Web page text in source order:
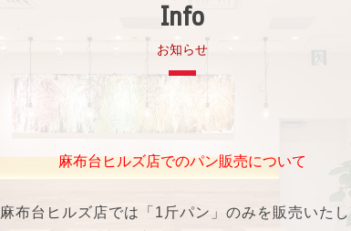
Info
お知らせ
麻布台ヒルズ店でのパン販売について
麻布台ヒルズ店では「1斤パン」のみを販売いたし